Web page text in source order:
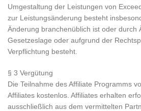
Umgestaltung der Leistungen von
zur Leistungsänderung besteht
Änderung branchenüblich ist oder durch
Gesetzeslage oder aufgrund der
Verpflichtung besteht.
§ 3 Vergütung
Die Teilnahme des Affiliate Programms
Affiliates kostenlos. Affiliates erhalten
ausschließlich aus dem vermittelten